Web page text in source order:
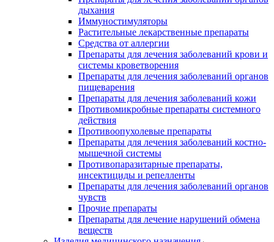
дыхания
Иммуностимуляторы
Растительные лекарственные препараты
Средства от аллергии
Препараты для лечения заболеваний крови и
системы кроветворения
Препараты для лечения заболеваний органов
пищеварения
Препараты для лечения заболеваний кожи
Противомикробные препараты системного
действия
Противоопухолевые препараты
Препараты для лечения заболеваний костно-
мышечной системы
Противопаразитарные препараты,
инсектициды и репелленты
Препараты для лечения заболеваний органов
чувств
Прочие препараты
Препараты для лечение нарушений обмена
веществ